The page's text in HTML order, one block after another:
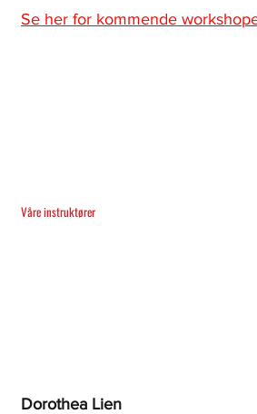
Se her for kommende
Våre instruktører
Dorothea Lien